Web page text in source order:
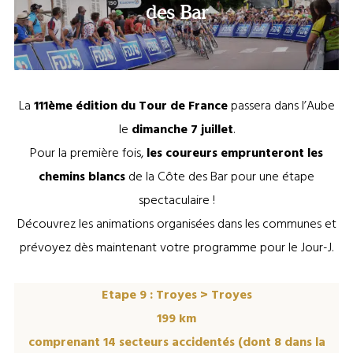
des Bar
La111ème édition du Tour de Francepassera dans l’Aube
le dimanche 7 juillet.
Pour la première fois,les coureurs emprunteront les
chemins blancsde la Côte des Bar pour une étape
spectaculaire !
Découvrez les animations organisées dans les communes et
prévoyez dès maintenant votre programme pour le Jour-J.
Etape 9 : Troyes > Troyes
199 km
comprenant 14 secteurs accidentés (dont 8 dans la